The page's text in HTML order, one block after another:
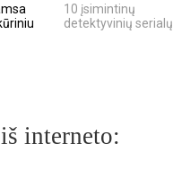
10 įsimintinų
detektyvinių serialų
interneto: